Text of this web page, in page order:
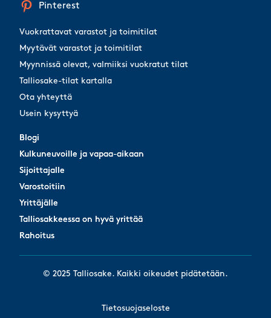
Vuokrattavat varastot ja toimitilat
Myytävät varastot ja toimitilat
Myynnissä olevat, valmiiksi vuokratut tilat
Talliosake-tilat kartalla
Ota yhteyttä
Usein kysyttyä
Blogi
Kulkuneuvoille ja vapaa-aikaan
Sijoittajalle
Varostoitiin
Yrittäjälle
Talliosakkeessa on hyvä yrittää
Rahoitus
Pinterest
Blogi
Kulkuneuvoille ja vapaa-aikaan
Sijoittajalle
Varostoitiin
Yrittäjälle
Talliosakkeessa on hyvä yrittää
Rahoitus
© 2025 Talliosake. Kaikki oikeudet pidätetään.
Tietosuojaseloste